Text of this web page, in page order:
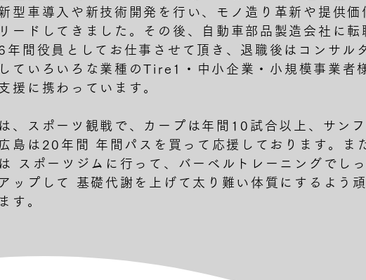
型車導入や新技術開発を行い、モノ造り革新や提供価
ードしてきました。その後、自動車部品製造会社に転
年間役員としてお仕事させて頂き、退職後はコンサル
していろいろな業種のTire1・中小企業・小規模事業者
援に携わっています。
、スポーツ観戦で、カープは年間10試合以上、サンフ
島は20年間 年間パスを買って応援しております。ま
スポーツジムに行って、バーベルトレーニングでしっ
ップして 基礎代謝を上げて太り難い体質にするよう頑
す。